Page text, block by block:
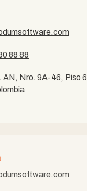
88 88
AN, Nro. 9A-46, Piso 6